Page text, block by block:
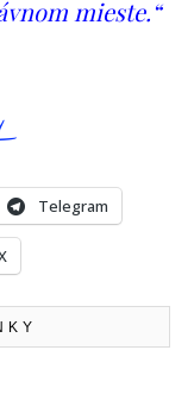
mieste.“
Telegram